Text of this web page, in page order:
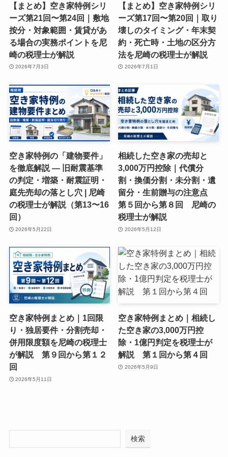
【まとめ】空き家特例シリ
ーズ第21回〜第24回｜敷地
按分・対象範囲・賃貸があ
る場合の実務ポイントを尼
崎の税理士が解説
2026年7月3日
【まとめ】空き家特例シリ
ーズ第17回〜第20回｜取り
壊しのタイミング・年末契
約・死亡時・土地の区分方
法を尼崎の税理士が解説
2026年7月1日
空き家特例の「建物要件」
を徹底解説 ― 旧耐震基準
の判定・増築・耐震証明・
庭先売却の落とし穴 | 尼崎
の税理士が解説（第13〜16
回）
2026年5月22日
相続した空き家の売却と
3,000万円控除｜代償分
割・換価分割・未分割・遺
留分・生前贈与の注意点
第５回から第８回 尼崎の
税理士が解説
2026年5月12日
空き家特例まとめ｜1回限
り・独居要件・分割売却・
併用限度額を尼崎の税理士
が解説 第９回から第１２
回
2026年5月11日
空き家特例まとめ｜相続し
た空き家の3,000万円控
除・1億円判定を税理士が
解説 第１回から第４回
2026年5月9日
検索